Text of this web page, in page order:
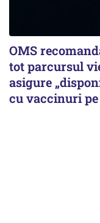
OMS
tot parcursul
asigure
cu vaccinuri